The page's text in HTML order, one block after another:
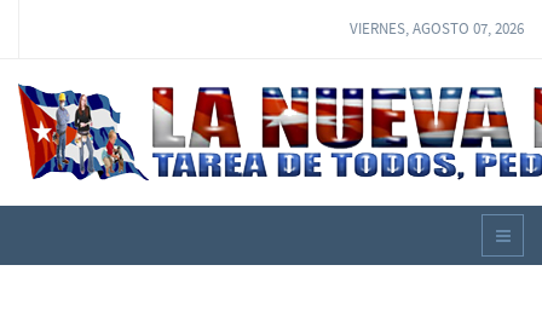
VIERNES, AGOSTO 07, 2026